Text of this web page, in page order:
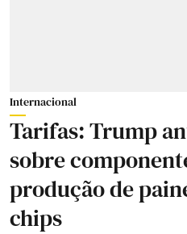
Internacional
Tarifas: Trump
sobre
produção de
chips